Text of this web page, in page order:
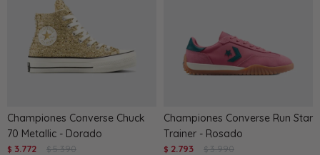
Championes Converse Chuck
70 Metallic - Dorado
$ 3.772 $ 5.390
Championes Converse Run Star
Trainer - Rosado
$ 2.793 $ 3.990